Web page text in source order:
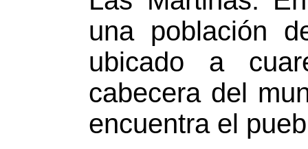
una población
ubicado a
cabecera del
encuentra el